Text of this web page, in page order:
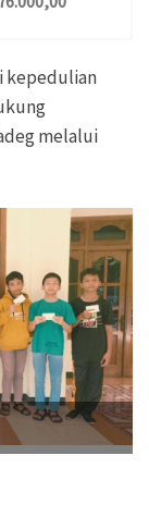
kepedulian
melalui